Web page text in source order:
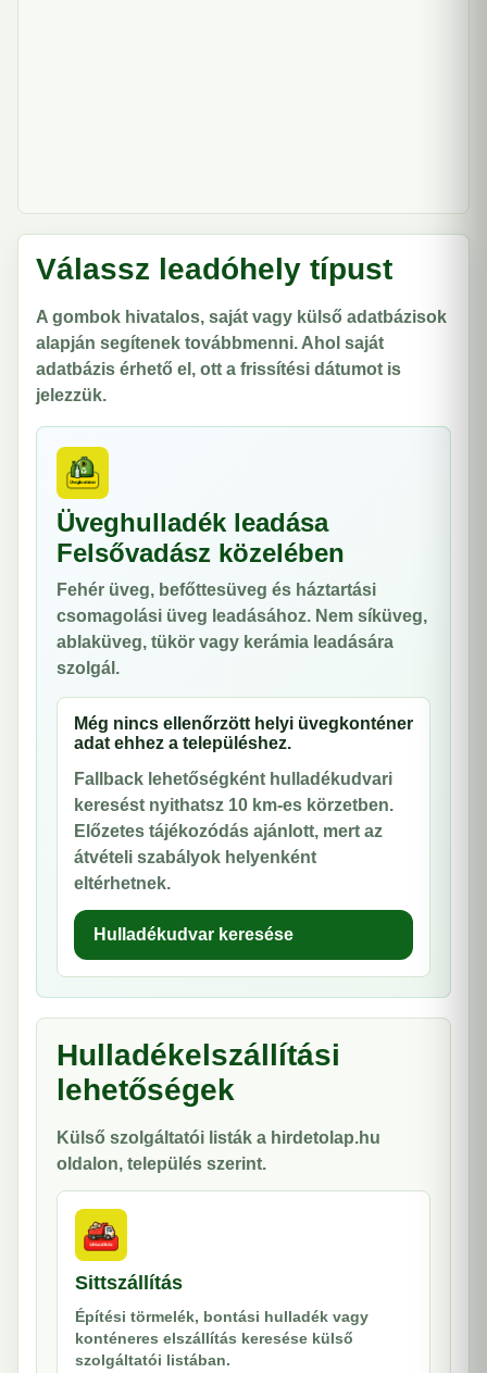
Válassz leadóhely típust
A gombok hivatalos, saját vagy külső adatbázisok
alapján segítenek továbbmenni. Ahol saját
adatbázis érhető el, ott a frissítési dátumot is
jelezzük.
Üveghulladék leadása
Felsővadász közelében
Fehér üveg, befőttesüveg és háztartási
csomagolási üveg leadásához. Nem síküveg,
ablaküveg, tükör vagy kerámia leadására
szolgál.
Még nincs ellenőrzött helyi üvegkonténer
adat ehhez a településhez.
Fallback lehetőségként hulladékudvari
keresést nyithatsz 10 km-es körzetben.
Előzetes tájékozódás ajánlott, mert az
átvételi szabályok helyenként
eltérhetnek.
Hulladékudvar keresése
Hulladékelszállítási
lehetőségek
Külső szolgáltatói listák a hirdetolap.hu
oldalon, település szerint.
Sittszállítás
Építési törmelék, bontási hulladék vagy
konténeres elszállítás keresése külső
szolgáltatói listában.